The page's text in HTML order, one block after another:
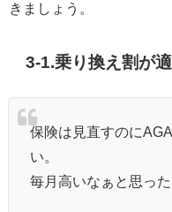
きましょう。
3-1.乗り換え割が
保険は見直すのに
い。
毎月高いなぁと思っ